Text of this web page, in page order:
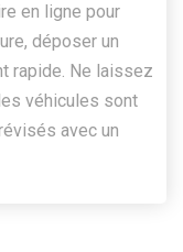
en ligne pour
déposer un
rapide. Ne laissez
véhicules sont
avec un